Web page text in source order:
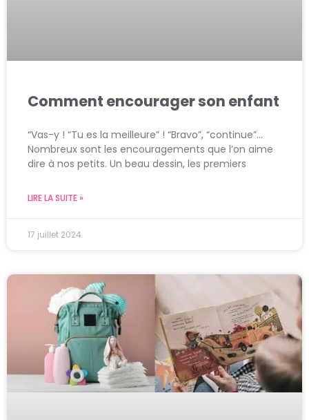
Comment encourager son enfant
“Vas-y ! “Tu es la meilleure” ! “Bravo”, “continue”…
Nombreux sont les encouragements que l’on aime
dire à nos petits. Un beau dessin, les premiers
LIRE LA SUITE »
17 juillet 2024